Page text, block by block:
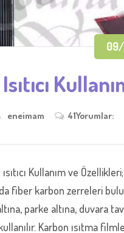
eneimam 41Yorumlar:
Kullanım ve
fiber karbon zerreleri
parke altına, duvara
Karbon ısıtma